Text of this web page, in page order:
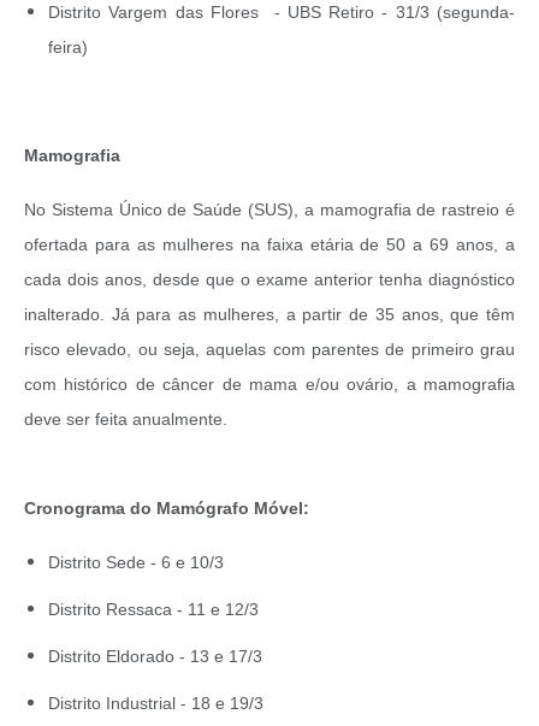
Distrito Vargem das Flores - UBS Retiro - 31/3 (segunda-
feira)
Mamografia
No Sistema Único de Saúde (SUS), a mamografia de rastreio é
ofertada para as mulheres na faixa etária de 50 a 69 anos, a
cada dois anos, desde que o exame anterior tenha diagnóstico
inalterado. Já para as mulheres, a partir de 35 anos, que têm
risco elevado, ou seja, aquelas com parentes de primeiro grau
com histórico de câncer de mama e/ou ovário, a mamografia
deve ser feita anualmente.
Cronograma do Mamógrafo Móvel:
Distrito Sede - 6 e 10/3
Distrito Ressaca - 11 e 12/3
Distrito Eldorado - 13 e 17/3
Distrito Industrial - 18 e 19/3